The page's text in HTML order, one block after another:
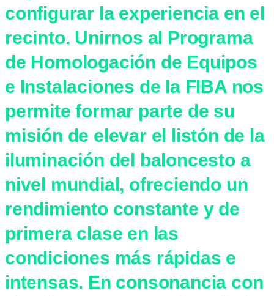
configurar la experiencia en el
recinto. Unirnos al Programa
de Homologación de Equipos
e Instalaciones de la FIBA nos
permite formar parte de su
misión de elevar el listón de la
iluminación del baloncesto a
nivel mundial, ofreciendo un
rendimiento constante y de
primera clase en las
condiciones más rápidas e
intensas. En consonancia con